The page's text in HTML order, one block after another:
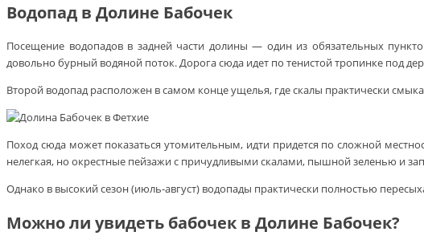
Водопад в Долине Бабочек
Посещение водопадов в задней части долины — один из обязательных
довольно бурный водяной поток. Дорога сюда идет по тенистой тропинке под
Второй водопад расположен в самом конце ущелья, где скалы практически
Поход сюда может показаться утомительным, идти придется по сложной
нелегкая, но окрестные пейзажи с причудливыми скалами, пышной зеленью и
Однако в высокий сезон (июль-август) водопады практически полностью
Можно ли увидеть бабочек в Долине Бабочек?